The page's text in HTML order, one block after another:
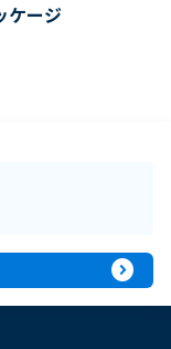
ケージ
expand_circle_right